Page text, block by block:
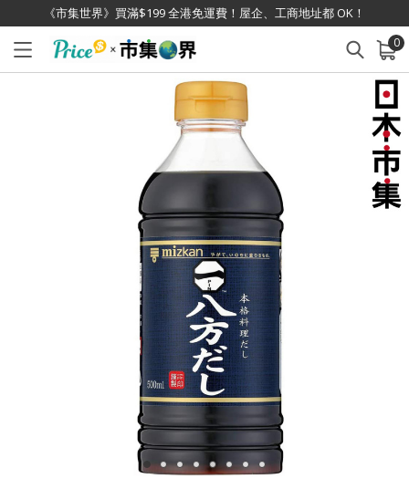
《市集世界》買滿$199 全港免運費！屋企、工商地址都 OK！
0
已加入購物車 查看